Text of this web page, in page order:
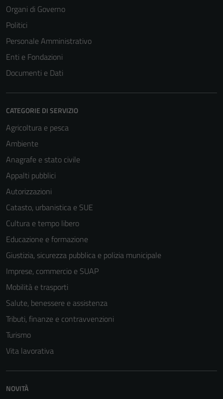
Organi di Governo
Politici
Personale Amministrativo
Enti e Fondazioni
Documenti e Dati
CATEGORIE DI SERVIZIO
Agricoltura e pesca
Ambiente
Anagrafe e stato civile
Appalti pubblici
Autorizzazioni
Catasto, urbanistica e SUE
Cultura e tempo libero
Educazione e formazione
Giustizia, sicurezza pubblica e polizia municipale
Imprese, commercio e SUAP
Mobilità e trasporti
Salute, benessere e assistenza
Tributi, finanze e contravvenzioni
Turismo
Vita lavorativa
NOVITÀ